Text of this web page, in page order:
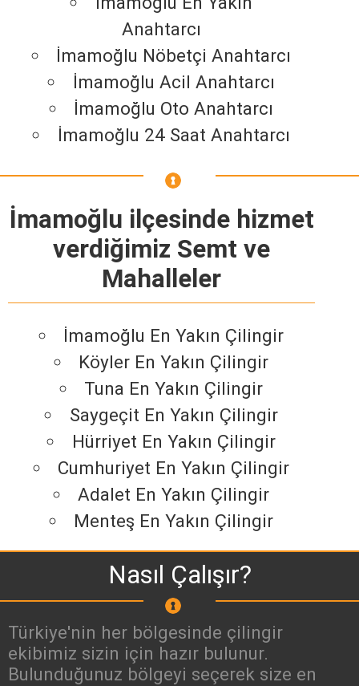
Anahtarcı
İmamoğlu Nöbetçi Anahtarcı
İmamoğlu Acil Anahtarcı
İmamoğlu Oto Anahtarcı
İmamoğlu 24 Saat Anahtarcı
İmamoğlu ilçesinde hizmet
verdiğimiz Semt ve
Mahalleler
İmamoğlu En Yakın Çilingir
Köyler En Yakın Çilingir
Tuna En Yakın Çilingir
Saygeçit En Yakın Çilingir
Hürriyet En Yakın Çilingir
Cumhuriyet En Yakın Çilingir
Adalet En Yakın Çilingir
Menteş En Yakın Çilingir
Nasıl Çalışır?
Türkiye'nin her bölgesinde çilingir
ekibimiz sizin için hazır bulunur.
Bulunduğunuz bölgeyi seçerek size en